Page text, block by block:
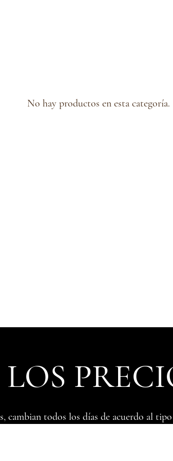
No hay productos en esta categoría.
cambian todos los días de acuerdo al